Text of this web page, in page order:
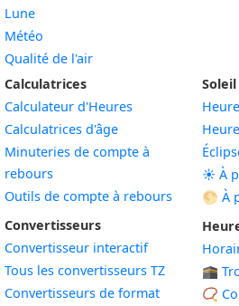
Lune
Météo
Qualité de l'air
Calculatrices
Calculateur d'Heures
Calculatrices d'âge
Minuteries de compte à
rebours
Outils de compte à rebours
Convertisseurs
Convertisseur interactif
Tous les convertisseurs TZ
Convertisseurs de format
☀️ À
🌕 À
🕋
📿